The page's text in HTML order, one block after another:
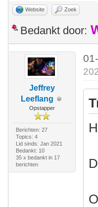
Website Zoek
Bedankt door:
Jeffrey
Leeflang
Opstapper
Berichten: 27
Topics: 4
Lid sinds: Jan 2021
Bedankt: 10
35 x bedankt in 17
berichten